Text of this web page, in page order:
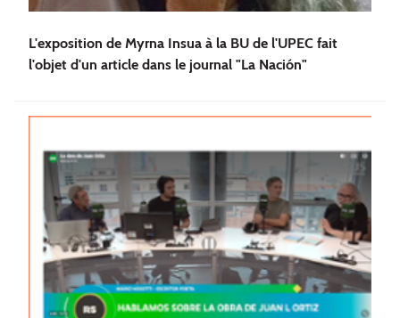
L'exposition de Myrna Insua à la BU de l'UPEC fait
l'objet d'un article dans le journal "La Nación"